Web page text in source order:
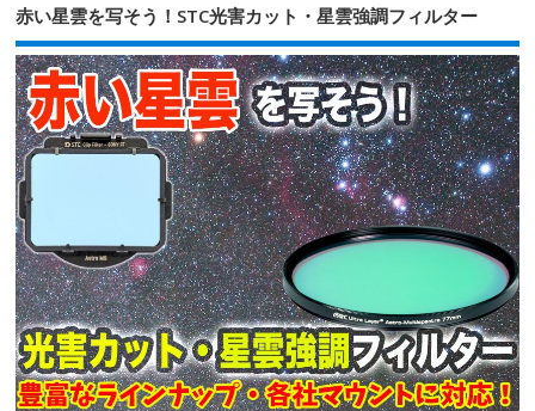
赤い星雲を写そう！STC光害カット・星雲強調フィルター